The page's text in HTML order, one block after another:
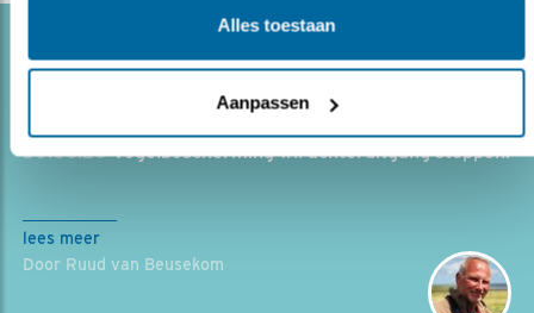
Alles toestaan
Aanpassen
ZONDER WATERRIET GEEN GROTE
30.06.20Vogelbescherming wil achteruitgang stoppen.
lees meer
Door Ruud van Beusekom